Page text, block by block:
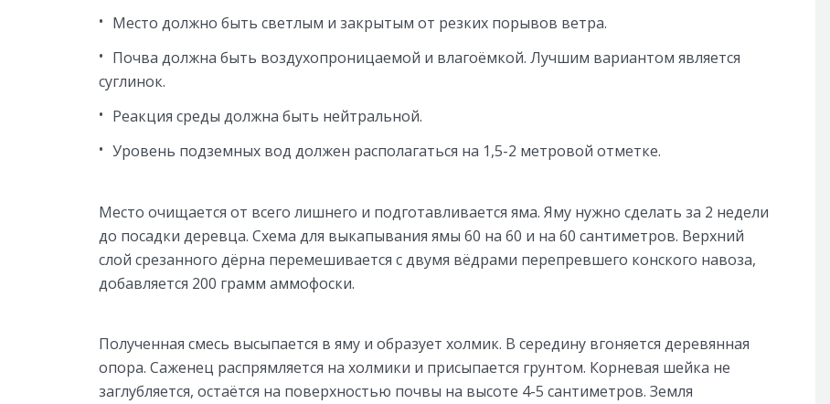
Место должно быть светлым и закрытым от резких порывов ветра.
Почва должна быть воздухопроницаемой и влагоёмкой. Лучшим вариантом является
суглинок.
Реакция среды должна быть нейтральной.
Уровень подземных вод должен располагаться на 1,5-2 метровой отметке.
Место очищается от всего лишнего и подготавливается яма. Яму нужно сделать за 2 недели
до посадки деревца. Схема для выкапывания ямы 60 на 60 и на 60 сантиметров. Верхний
слой срезанного дёрна перемешивается с двумя вёдрами перепревшего конского навоза,
добавляется 200 грамм аммофоски.
Полученная смесь высыпается в яму и образует холмик. В середину вгоняется деревянная
опора. Саженец распрямляется на холмики и присыпается грунтом. Корневая шейка не
заглубляется, остаётся на поверхностью почвы на высоте 4-5 сантиметров. Земля